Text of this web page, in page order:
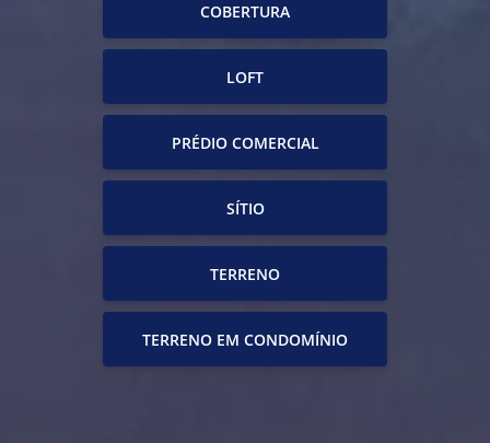
COBERTURA
LOFT
PRÉDIO COMERCIAL
SÍTIO
TERRENO
TERRENO EM CONDOMÍNIO